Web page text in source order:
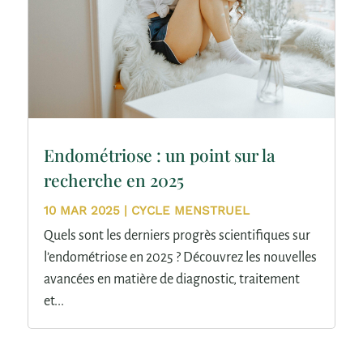
Endométriose : un point sur la
recherche en 2025
10 MAR 2025| CYCLE MENSTRUEL
Quels sont les derniers progrès scientifiques sur
l’endométriose en 2025 ? Découvrez les nouvelles
avancées en matière de diagnostic, traitement
et...